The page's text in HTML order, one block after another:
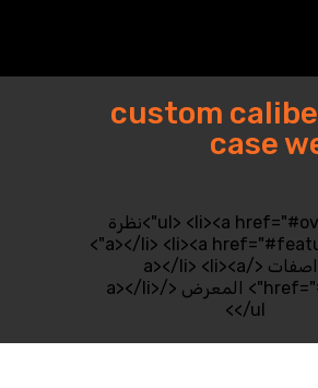
custom
case
<ul> <li><a href="#overview">نظرة
عامة</a></li> <li><a href="#features">
المواصفات </a></li> <li><a
href="#gallery"> المعرض </a></li>
</ul>